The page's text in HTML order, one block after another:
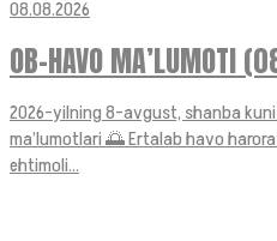
08.08.2026
OB-HAVO MA’LUMOTI
2026-yilning 8-avgust, shanba
ma’lumotlari 🌅 Ertalab havo
ehtimoli...